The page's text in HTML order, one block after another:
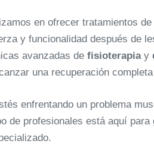
en ofrecer tratamientos de
y funcionalidad después de
avanzadas defisioterapiay
una recuperación
enfrentando un problema
de profesionales está aquí